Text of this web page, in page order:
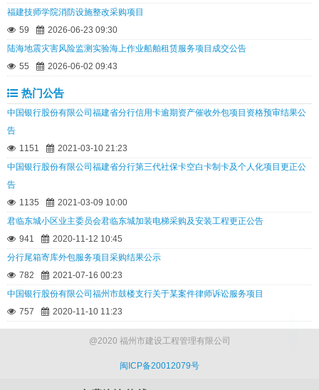
福建技师学院消防设施整改采购项目
59
2026-06-23 09:30
陆海地震灾害风险监测实验海上作业船舶租赁服务项目成交公告
55
2026-06-02 09:43
热门公告
中国银行股份有限公司福建省分行信用卡逾期资产催收外包项目资格预审结果公
告
1151
2021-03-10 21:23
中国银行股份有限公司福建省分行第三代社保卡空白卡制卡及个人化项目更正公
告
1135
2021-03-09 10:00
君临东城小区业主委员会君临东城加装电梯采购及安装工程更正公告
941
2020-11-12 10:45
分行尾箱寄库外包服务项目采购结果公示
782
2021-07-16 00:23
中国银行股份有限公司福州市鼓楼支行关于某案件律师诉讼服务项目
757
2020-11-10 11:23
@2020 福州市建设工程管理有限公司
闽ICP备20012079号